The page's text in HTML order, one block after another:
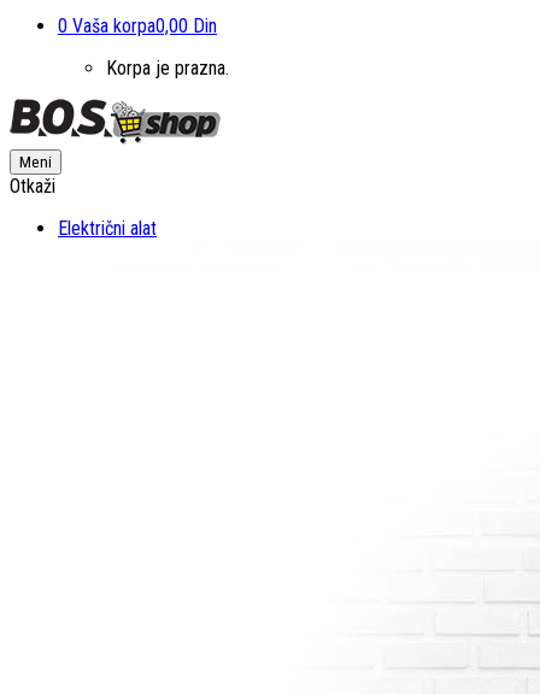
0 Vaša korpa0,00 Din
Korpa je prazna.
Meni
Otkaži
Električni alat